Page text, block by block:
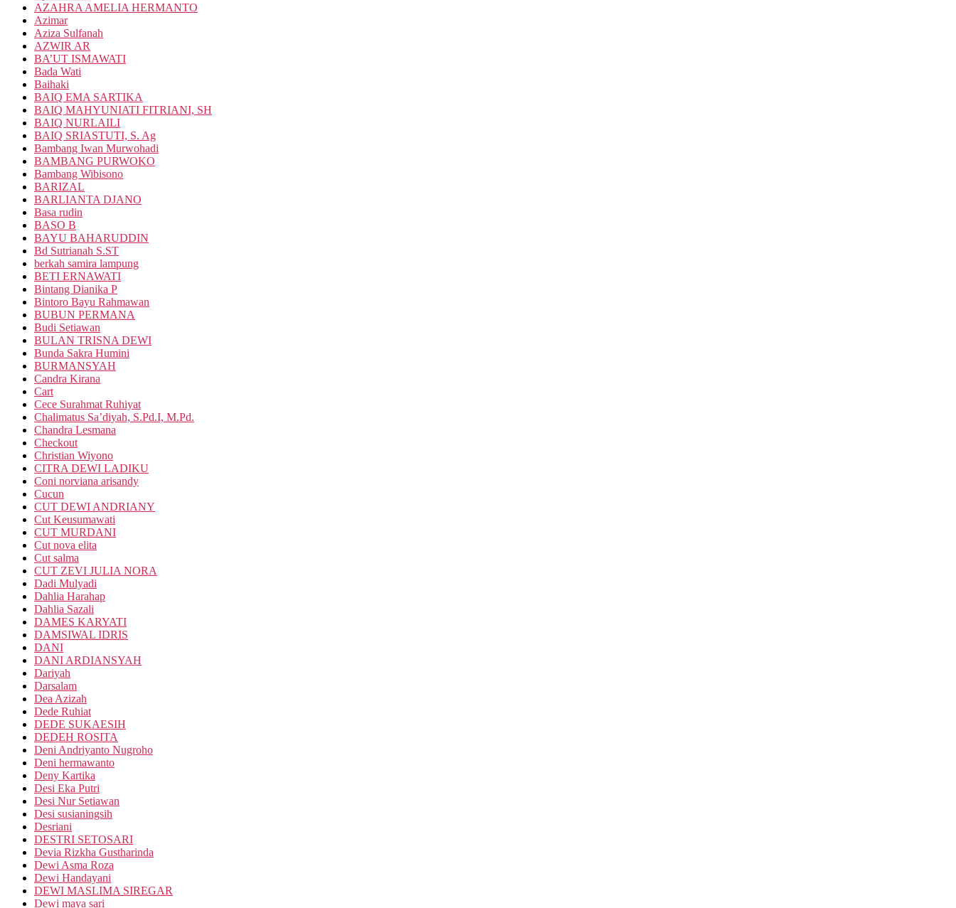
AZAHRA AMELIA HERMANTO
Azimar
Aziza Sulfanah
AZWIR AR
BA’UT ISMAWATI
Bada Wati
Baihaki
BAIQ EMA SARTIKA
BAIQ MAHYUNIATI FITRIANI, SH
BAIQ NURLAILI
BAIQ SRIASTUTI, S. Ag
Bambang Iwan Murwohadi
BAMBANG PURWOKO
Bambang Wibisono
BARIZAL
BARLIANTA DJANO
Basa rudin
BASO B
BAYU BAHARUDDIN
Bd Sutrianah S.ST
berkah samira lampung
BETI ERNAWATI
Bintang Dianika P
Bintoro Bayu Rahmawan
BUBUN PERMANA
Budi Setiawan
BULAN TRISNA DEWI
Bunda Sakra Humini
BURMANSYAH
Candra Kirana
Cart
Cece Surahmat Ruhiyat
Chalimatus Sa’diyah, S.Pd.I, M.Pd.
Chandra Lesmana
Checkout
Christian Wiyono
CITRA DEWI LADIKU
Coni norviana arisandy
Cucun
CUT DEWI ANDRIANY
Cut Keusumawati
CUT MURDANI
Cut nova elita
Cut salma
CUT ZEVI JULIA NORA
Dadi Mulyadi
Dahlia Harahap
Dahlia Sazali
DAMES KARYATI
DAMSIWAL IDRIS
DANI
DANI ARDIANSYAH
Dariyah
Darsalam
Dea Azizah
Dede Ruhiat
DEDE SUKAESIH
DEDEH ROSITA
Deni Andriyanto Nugroho
Deni hermawanto
Deny Kartika
Desi Eka Putri
Desi Nur Setiawan
Desi susianingsih
Desriani
DESTRI SETOSARI
Devia Rizkha Gustharinda
Dewi Asma Roza
Dewi Handayani
DEWI MASLIMA SIREGAR
Dewi maya sari